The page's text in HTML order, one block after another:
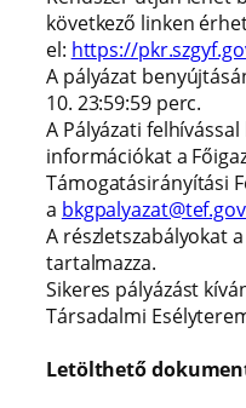
következő linken
el: https://
A pályázat
10. 23:59:59 perc.
A Pályázati
információkat a
Támogatásirányítási
a
A részletszabályokat
tartalmazza.
Sikeres pályázást
Társadalmi
Letölthető